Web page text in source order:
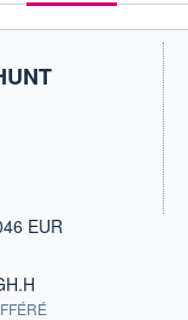
EUR